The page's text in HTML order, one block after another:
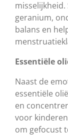
geranium,
balans en
Essentiële
Naast de
essentiële
en
voor
om gefocust